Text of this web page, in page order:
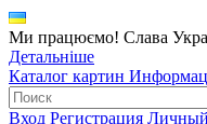
Ми працюємо! Слава
Детальніше
Каталог картин
Вход Регистрация